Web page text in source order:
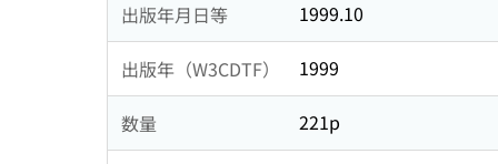
出版年月日等 1999.10
出版年（W3CDTF） 1999
数量 221p